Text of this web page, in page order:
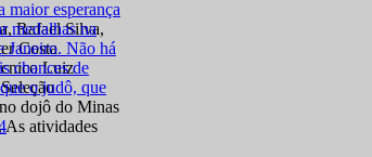
Rafael Silva,
Costa
Luiz
dojô do Minas
As atividades